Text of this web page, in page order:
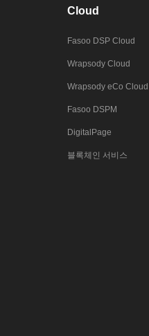
Cloud
Fasoo DSP Cloud
Wrapsody Cloud
Wrapsody eCo Cloud
Fasoo DSPM
DigitalPage
블록체인 서비스